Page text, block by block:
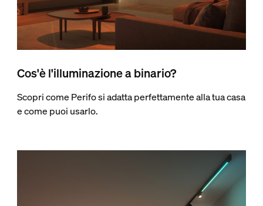
Cos'è l'illuminazione a binario?
Scopri come Perifo si adatta perfettamente alla tua casa
e come puoi usarlo.